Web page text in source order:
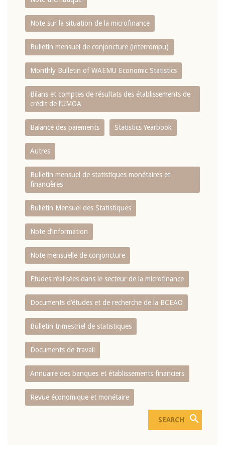
Note sur la situation de la microfinance
Bulletin mensuel de conjoncture (interrompu)
Monthly Bulletin of WAEMU Economic Statistics
Bilans et comptes de résultats des établissements de
crédit de l‘UMOA
Balance des paiements Statistics Yearbook
Autres
Bulletin mensuel de statistiques monétaires et
financières
Bulletin Mensuel des Statistiques
Note d’information
Note mensuelle de conjoncture
Etudes réalisées dans le secteur de la microfinance
Documents d’études et de recherche de la BCEAO
Bulletin trimestriel de statistiques
Documents de travail
Annuaire des banques et établissements financiers
Revue économique et monétaire